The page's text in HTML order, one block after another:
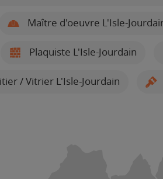
Maître d'oeuvre L'Isle-
Plaquiste L'Isle-Jourdain
/ Vitrier L'Isle-Jourdain